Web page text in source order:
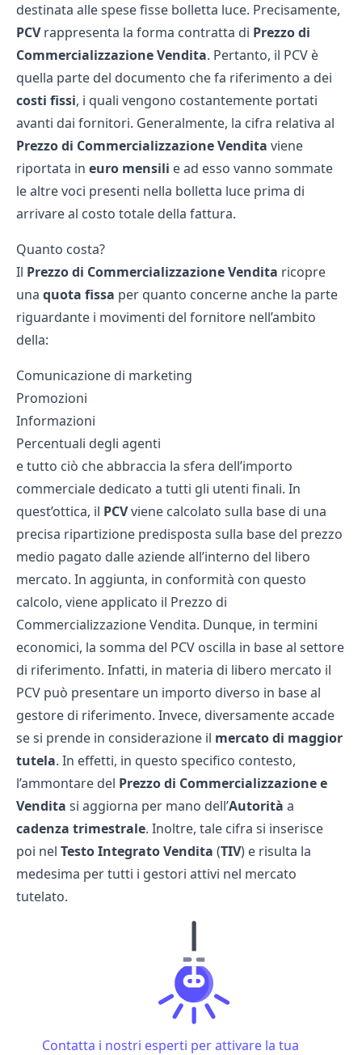
destinata allespese fisse bolletta luce. Precisamente,
PCVrappresenta la forma contratta di Prezzo di
Commercializzazione Vendita. Pertanto, il PCV è
quella parte del documento che fa riferimento a dei
costi fissi, i quali vengono costantemente portati
avanti dai fornitori. Generalmente, la cifra relativa al
Prezzo di Commercializzazione Vendita viene
riportata in euro mensili e ad esso vanno sommate
le altre voci presenti nella bolletta luce prima di
arrivare al costo totale della fattura.
Quanto costa?
Il Prezzo di Commercializzazione Vendita ricopre
una quota fissa per quanto concerne anche la parte
riguardante i movimenti del fornitore nell’ambito
della:
Comunicazione di marketing
Promozioni
Informazioni
Percentuali degli agenti
e tutto ciò che abbraccia la sfera dell’importo
commerciale dedicato a tutti gli utenti finali. In
quest’ottica, il PCVviene calcolato sulla base di una
precisa ripartizione predisposta sulla base del prezzo
medio pagato dalle aziende all’interno del libero
mercato. In aggiunta, in conformità con questo
calcolo, viene applicato il Prezzo di
Commercializzazione Vendita. Dunque, in termini
economici, la somma del PCV oscilla in base al settore
di riferimento. Infatti, in materia di libero mercato il
PCV può presentare un importo diverso in base al
gestore di riferimento. Invece, diversamente accade
se si prende in considerazione il mercato di maggior
tutela. In effetti, in questo specifico contesto,
l’ammontare del Prezzo di Commercializzazione e
Vendita si aggiorna per mano dell’Autorità a
cadenza trimestrale. Inoltre, tale cifra si inserisce
poi nel Testo Integrato Vendita (TIV) e risulta la
medesima per tutti i gestori attivi nel mercato
tutelato.
Contatta i nostri esperti per attivare la tua